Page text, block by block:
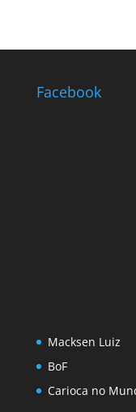
Facebook
Macksen Luiz
BoF
Carioca no